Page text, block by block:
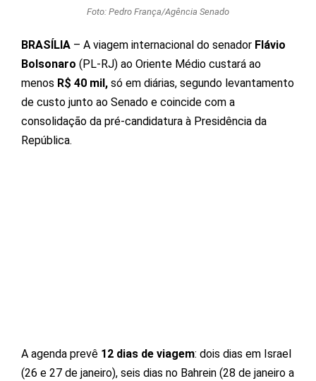
Foto: Pedro França/Agência Senado
BRASÍLIA – A viagem internacional do senador Flávio
Bolsonaro (PL-RJ) ao Oriente Médio custará ao
menos R$ 40 mil, só em diárias, segundo levantamento
de custo junto ao Senado e coincide com a
consolidação da pré-candidatura à Presidência da
República.
A agenda prevê 12 dias de viagem: dois dias em Israel
(26 e 27 de janeiro), seis dias no Bahrein (28 de janeiro a